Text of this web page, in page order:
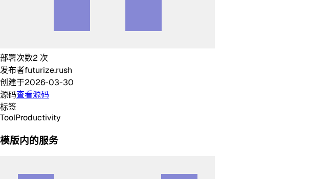
部署次数2 次
发布者futurize.rush
创建于2026-03-30
源码查看源码
标签
ToolProductivity
模版内的服务